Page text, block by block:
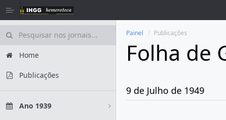
Home
Publicações
Ano 1939
Painel Publicações
Folha de
9 de Julho de 1949